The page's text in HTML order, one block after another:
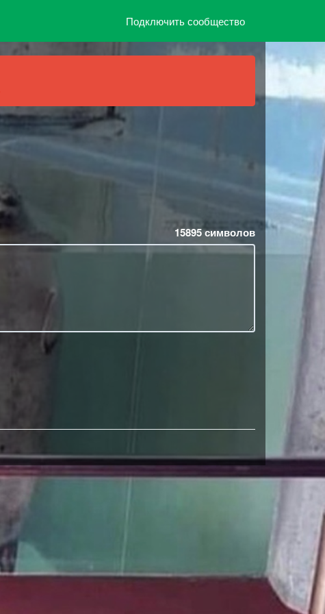
Подключить сообщество
15895символов